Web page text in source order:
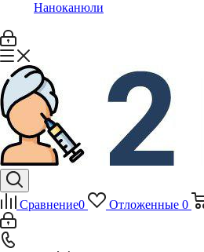
Наноканюли
Сравнение0 Отложенные 0